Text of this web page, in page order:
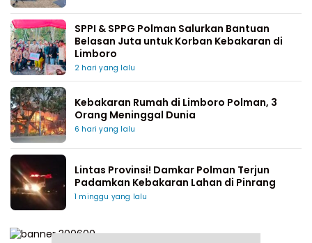
SPPI & SPPG Polman Salurkan Bantuan
Belasan Juta untuk Korban Kebakaran di
Limboro
2 hari yang lalu
Kebakaran Rumah di Limboro Polman, 3
Orang Meninggal Dunia
6 hari yang lalu
Lintas Provinsi! Damkar Polman Terjun
Padamkan Kebakaran Lahan di Pinrang
1 minggu yang lalu